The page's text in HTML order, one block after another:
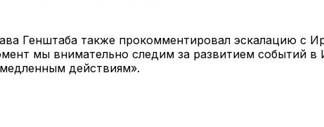
Генштаба также прокомментировал эскалацию с
мы внимательно следим за развитием событий в
действиям».